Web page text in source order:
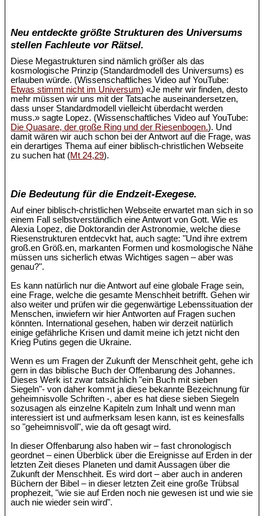
Neu entdeckte größte Strukturen des Universums
stellen Fachleute vor Rätsel.
Diese Megastrukturen sind nämlich größer als das
kosmologische Prinzip (Standardmodell des Universums) es
erlauben würde. (Wissenschaftliches Video auf YouTube:
Etwas stimmt nicht im Universum) «Je mehr wir finden, desto
mehr müssen wir uns mit der Tatsache auseinandersetzen,
dass unser Standardmodell vielleicht überdacht werden
muss.» sagte Lopez. (Wissenschaftliches Video auf YouTube:
Die Quasare, der große Ring und der Riesenbogen.). Und
damit wären wir auch schon bei der Antwort auf die Frage, was
ein derartiges Thema auf einer biblisch-christlichen Webseite
zu suchen hat (Mt 24,29).
Die Bedeutung für die Endzeit-Exegese.
Auf einer biblisch-christlichen Webseite erwartet man sich in so
einem Fall selbstverständlich eine Antwort von Gott. Wie es
Alexia Lopez, die Doktorandin der Astronomie, welche diese
Riesenstrukturen entdecvkt hat, auch sagte: "Und ihre extrem
groß.en Größ.en, markanten Formen und kosmologische Nähe
müssen uns sicherlich etwas Wichtiges sagen – aber was
genau?".
Es kann natürlich nur die Antwort auf eine globale Frage sein,
eine Frage, welche die gesamte Menschheit betrifft. Gehen wir
also weiter und prüfen wir die gegenwärtige Lebenssituation der
Menschen, inwiefern wir hier Antworten auf Fragen suchen
könnten. International gesehen, haben wir derzeit natürlich
einige gefährliche Krisen und damit meine ich jetzt nicht den
Krieg Putins gegen die Ukraine.
Wenn es um Fragen der Zukunft der Menschheit geht, gehe ich
gern in das biblische Buch der Offenbarung des Johannes.
Dieses Werk ist zwar tatsächlich "ein Buch mit sieben
Siegeln"- von daher kommt ja diese bekannte Bezeichnung für
geheimnisvolle Schriften -, aber es hat diese sieben Siegeln
sozusagen als einzelne Kapiteln zum Inhalt und wenn man
interessiert ist und aufmerksam lesen kann, ist es keinesfalls
so "geheimnisvoll", wie da oft gesagt wird.
In dieser Offenbarung also haben wir – fast chronologisch
geordnet – einen Überblick über die Ereignisse auf Erden in der
letzten Zeit dieses Planeten und damit Aussagen über die
Zukunft der Menschheit. Es wird dort – aber auch in anderen
Büchern der Bibel – in dieser letzten Zeit eine große Trübsal
prophezeit, "wie sie auf Erden noch nie gewesen ist und wie sie
auch nie wieder sein wird".